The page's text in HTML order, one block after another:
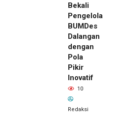
Bekali
Pengelola
BUMDes
Dalangan
dengan
Pola
Pikir
Inovatif
10
Redaksi
2 hari lalu
Pemilik
Royal
Phone